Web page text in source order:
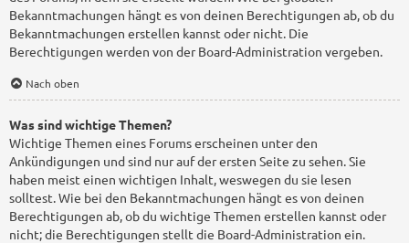
Bekanntmachungen hängt es von deinen Berechtigungen ab, ob du
Bekanntmachungen erstellen kannst oder nicht. Die
Berechtigungen werden von der Board-Administration vergeben.
Nach oben
Was sind wichtige Themen?
Wichtige Themen eines Forums erscheinen unter den
Ankündigungen und sind nur auf der ersten Seite zu sehen. Sie
haben meist einen wichtigen Inhalt, weswegen du sie lesen
solltest. Wie bei den Bekanntmachungen hängt es von deinen
Berechtigungen ab, ob du wichtige Themen erstellen kannst oder
nicht; die Berechtigungen stellt die Board-Administration ein.